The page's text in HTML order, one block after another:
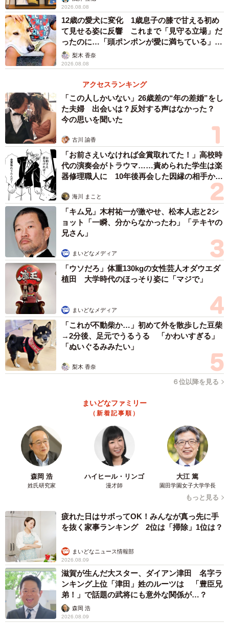
東京都での勤務経験がある「職場のハラスメント研究
所」の金子雅臣代表理事は「基本的に住民は困りごとを解
決するために役所に行く。税金で運営されていることもあ
り、きちんと答えるべきという期待が裏切られるといら立
ちが生じやすい」と指摘。「法律や規則に従う公務員側も
木で鼻をくくったような回答ではなく、代替策を示すなど
接遇を大事にしてほしい。トラブルがあれば民間企業のよ
うに上司が積極的に窓口に出るなど組織的に対応すること
が重要だ」と話す。
2026.08.08
12歳の愛犬に変化 1歳息子の膝で甘える初め
て見せる姿に反響 これまで「見守る立場」だ
ったのに…「頭ポンポンが愛に満ちている」
「尊…」
梨木 香奈
2026.08.08
アクセスランキング
「この人しかいない」26歳差の“年の差婚”をし
た夫婦 出会いは？反対する声はなかった？
今の思いを聞いた
古川 諭香
「お前さえいなければ金賞取れてた！」高校時
代の演奏会がトラウマ……責められた学生は楽
器修理職人に 10年後再会した因縁の相手から
海川 まこと
「キム兄」木村祐一が激やせ、松本人志と2シ
ョット「一瞬、分からなかったわ」「テキヤの
兄さん」
まいどなメディア
「ウソだろ」体重130kgの女性芸人オダウエダ
植田 大学時代のほっそり姿に「マジで」
まいどなメディア
「これが不動柴か…」初めて外を散歩した豆柴
→2分後、足元でうるうる 「かわいすぎる」
「ぬいぐるみみたい」
梨木 香奈
６位以降を見る
まいどなファミリー
（新着記事順）
森岡 浩
姓氏研究家
ハイヒール・リンゴ
漫才師
大江 篤
園田学園女子大学学長
もっと見る
疲れた日はサボってOK！みんなが真っ先に手
を抜く家事ランキング 2位は「掃除」1位は？
まいどなニュース情報部
2026.08.09
滋賀が生んだ大スター、ダイアン津田 名字ラ
ンキング上位「津田」姓のルーツは 「豊臣兄
弟！」で話題の武将にも意外な関係が…？
森岡 浩
2026.08.09